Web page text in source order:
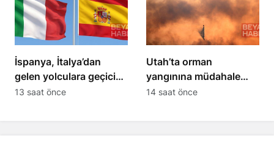
İspanya, İtalya’dan
gelen yolculara geçici
sınır kontrolleri
13 saat önce
Utah’ta orman
yangınına müdahale
eden helikopter düştü
14 saat önce